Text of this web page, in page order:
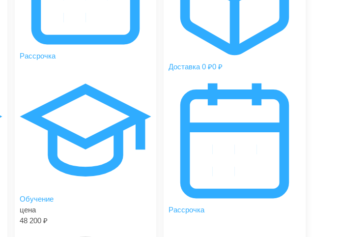
Рассрочка
Обучение
цена
48 200
Доставка 0 ₽0 ₽
Рассрочка